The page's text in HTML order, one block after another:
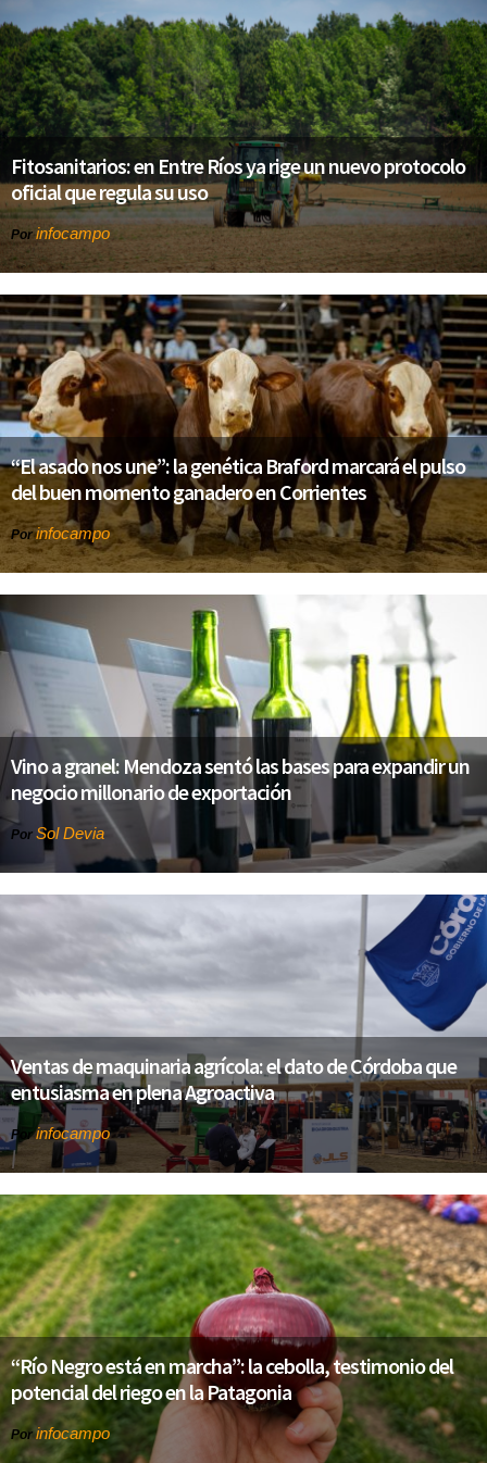
Fitosanitarios: en Entre Ríos ya rige un nuevo protocolo
oficial que regula su uso
Porinfocampo
“El asado nos une”: la genética Braford marcará el pulso
del buen momento ganadero en Corrientes
Porinfocampo
Vino a granel: Mendoza sentó las bases para expandir un
negocio millonario de exportación
Por Sol Devia
Ventas de maquinaria agrícola: el dato de Córdoba que
entusiasma en plena Agroactiva
Porinfocampo
“Río Negro está en marcha”: la cebolla, testimonio del
potencial del riego en la Patagonia
Por infocampo